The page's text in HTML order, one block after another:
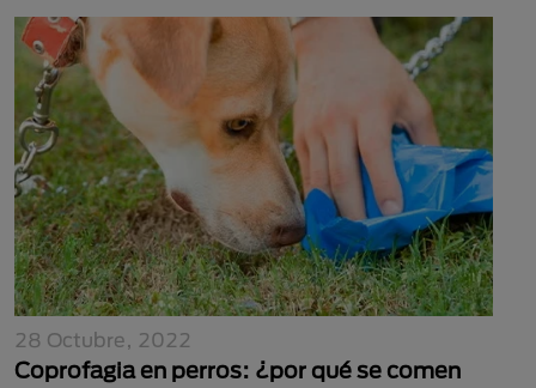
28 Octubre, 2022
Coprofagia en perros: ¿por qué se comen